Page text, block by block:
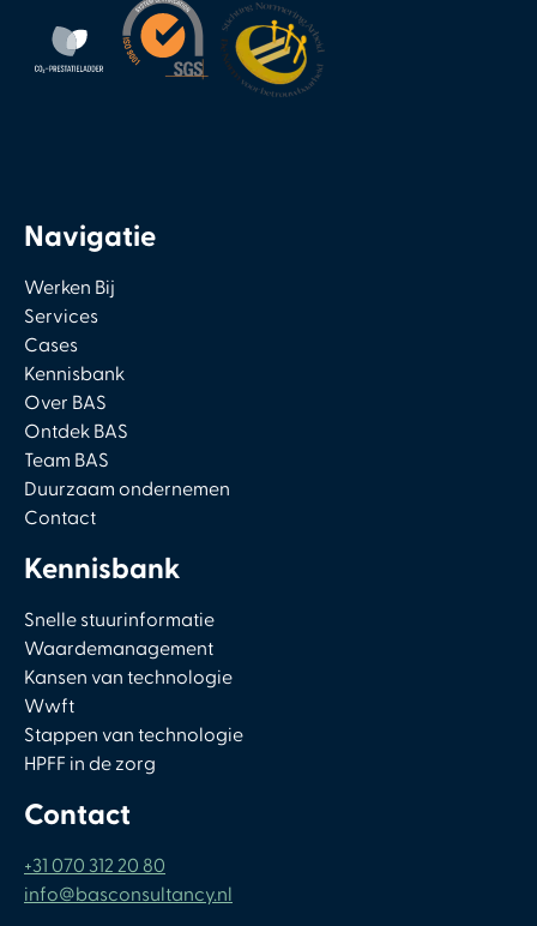
Navigatie
Werken Bij
Services
Cases
Kennisbank
Over BAS
Ontdek BAS
Team BAS
Duurzaam ondernemen
Contact
Kennisbank
Snelle stuurinformatie
Waardemanagement
Kansen van technologie
Wwft
Stappen van technologie
HPFF in de zorg
Contact
+31 070 312 20 80
info@basconsultancy.nl